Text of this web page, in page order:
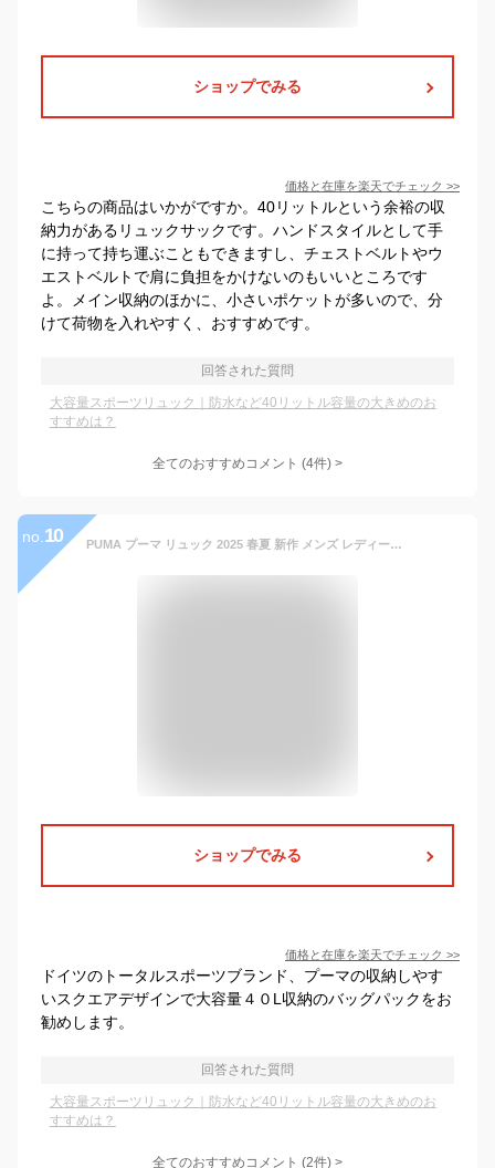
ショップでみる
価格と在庫を楽天でチェック >>
こちらの商品はいかがですか。40リットルという余裕の収
納力があるリュックサックです。ハンドスタイルとして手
に持って持ち運ぶこともできますし、チェストベルトやウ
エストベルトで肩に負担をかけないのもいいところです
よ。メイン収納のほかに、小さいポケットが多いので、分
けて荷物を入れやすく、おすすめです。
回答された質問
大容量スポーツリュック｜防水など40リットル容量の大きめのお
すすめは？
全てのおすすめコメント (4件) >
no. 10 PUMA プーマ リュック 2025 春夏 新作 メンズ レディース 大容量 スクエアリュック BOX型 バックパック ジュニアリュック 黒 PC収納 林間学校 スポーツ おしゃれ スクール バッグ 通学 通学リュック 学生 部活 中学生 1泊 修学旅行 旅行 撥水加工 丈夫 人気 A4 B4 40L J20357
ショップでみる
価格と在庫を楽天でチェック >>
ドイツのトータルスポーツブランド、プーマの収納しやす
いスクエアデザインで大容量４０L収納のバッグパックをお
勧めします。
回答された質問
大容量スポーツリュック｜防水など40リットル容量の大きめのお
すすめは？
全てのおすすめコメント (2件) >